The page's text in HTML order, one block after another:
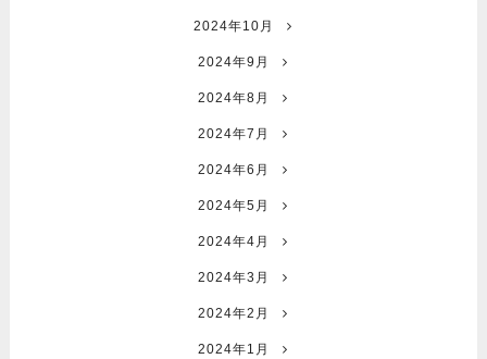
2024年10月
2024年9月
2024年8月
2024年7月
2024年6月
2024年5月
2024年4月
2024年3月
2024年2月
2024年1月